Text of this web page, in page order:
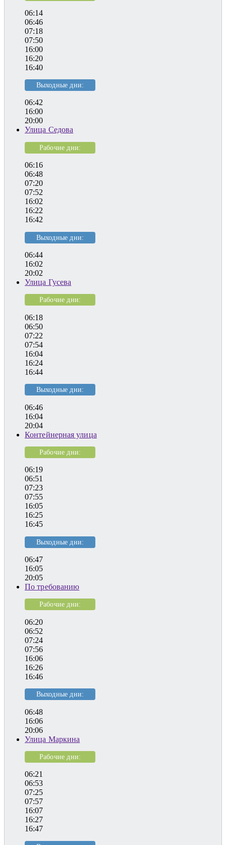
06:14
06:46
07:18
07:50
16:00
16:20
16:40
Выходные дни:
06:42
16:00
20:00
Улица Седова
Рабочие дни:
06:16
06:48
07:20
07:52
16:02
16:22
16:42
Выходные дни:
06:44
16:02
20:02
Улица Гусева
Рабочие дни:
06:18
06:50
07:22
07:54
16:04
16:24
16:44
Выходные дни:
06:46
16:04
20:04
Контейнерная улица
Рабочие дни:
06:19
06:51
07:23
07:55
16:05
16:25
16:45
Выходные дни:
06:47
16:05
20:05
По требованию
Рабочие дни:
06:20
06:52
07:24
07:56
16:06
16:26
16:46
Выходные дни:
06:48
16:06
20:06
Улица Маркина
Рабочие дни:
06:21
06:53
07:25
07:57
16:07
16:27
16:47